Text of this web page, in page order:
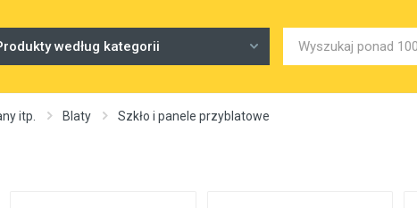
według kategorii
itp. Blaty Szkło i panele przyblatowe